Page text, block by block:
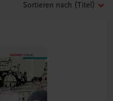
Sortieren nach (Titel)